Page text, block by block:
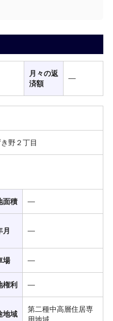
月々の返
済額
―
野２丁目
面積 ―
月 ―
場 ―
権利 ―
地域
第二種中高層住居専
用地域